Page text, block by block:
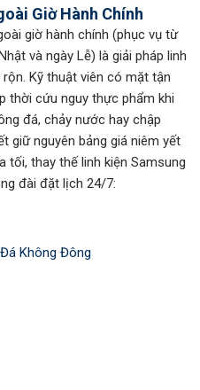
Giờ Hành Chính
giờ hành chính (phục vụ từ
và ngày Lễ) là giải pháp linh
Kỹ thuật viên có mặt tận
thời cứu nguy thực phẩm khi
đá, chảy nước hay chập
giữ nguyên bảng giá niêm yết
tối, thay thế linh kiện Samsung
đài đặt lịch 24/7: